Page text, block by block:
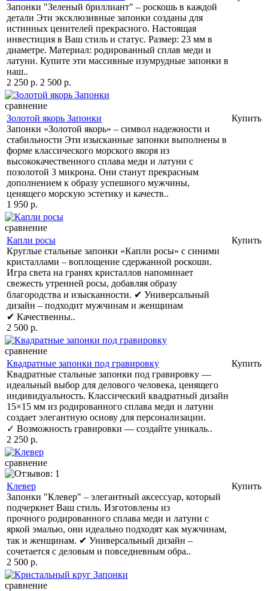
Запонки "Зеленый бриллиант" – роскошь в каждой
детали Эти эксклюзивные запонки созданы для
истинных ценителей прекрасного. Настоящая
инвестиция в Ваш стиль и статус. Размер: 23 мм в
диаметре. Материал: родированный сплав меди и
латуни. Купите эти массивные изумрудные запонки в
наш..
2 250 р. 2 500 р.
сравнение
Золотой якорь Запонки
Запонки «Золотой якорь» – символ надежности и
стабильности Эти изысканные запонки выполнены в
форме классического морского якоря из
высококачественного сплава меди и латуни с
позолотой 3 микрона. Они станут прекрасным
дополнением к образу успешного мужчины,
ценящего морскую эстетику и качеств..
1 950 р.
Купить
сравнение
Капли росы
Круглые стальные запонки «Капли росы» с синими
кристаллами – воплощение сдержанной роскоши.
Игра света на гранях кристаллов напоминает
свежесть утренней росы, добавляя образу
благородства и изысканности. ✔ Универсальный
дизайн – подходит мужчинам и женщинам
✔ Качественны..
2 500 р.
Купить
сравнение
Квадратные запонки под гравировку
Квадратные стальные запонки под гравировку —
идеальный выбор для делового человека, ценящего
индивидуальность. Классический квадратный дизайн
15×15 мм из родированного сплава меди и латуни
создает элегантную основу для персонализации.
✓ Возможность гравировки — создайте уникаль..
2 250 р.
Купить
сравнение
Клевер
Запонки "Клевер" – элегантный аксессуар, который
подчеркнет Ваш стиль. Изготовлены из
прочного родированного сплава меди и латуни с
яркой эмалью, они идеально подходят как мужчинам,
так и женщинам. ✔ Универсальный дизайн –
сочетается с деловым и повседневным обра..
2 500 р.
Купить
сравнение